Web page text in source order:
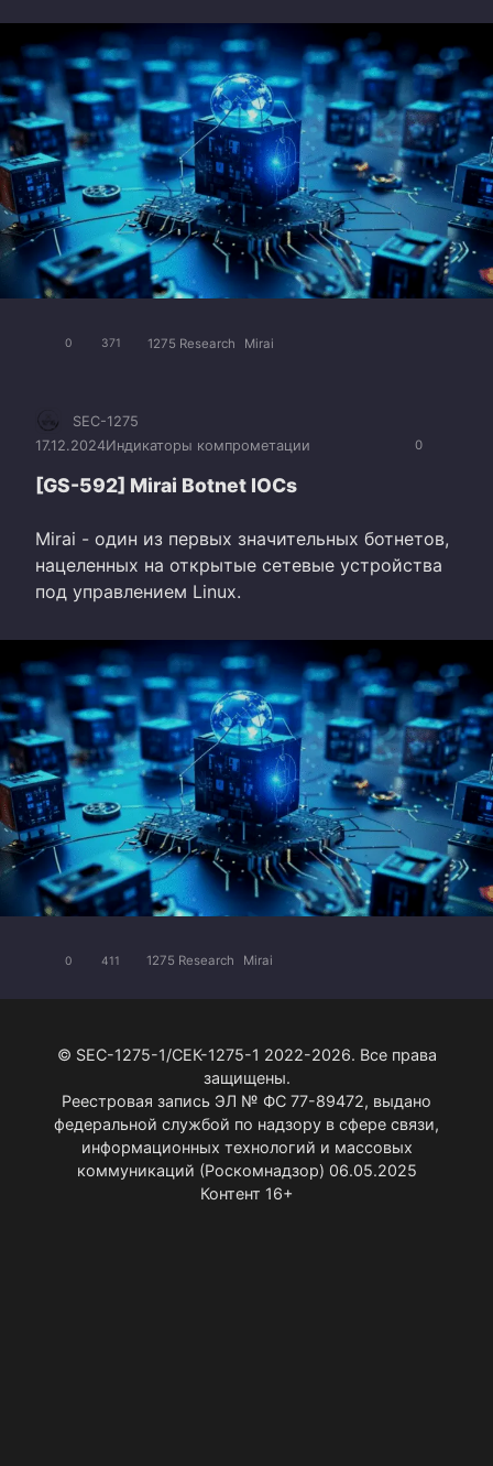
0 371 1275 Research Mirai
0
SEC-1275
17.12.2024Индикаторы компрометации
[GS-592] Mirai Botnet IOCs
Mirai - один из первых значительных ботнетов,
нацеленных на открытые сетевые устройства
под управлением Linux.
0 411 1275 Research Mirai
© SEC-1275-1/СЕК-1275-1 2022-2026. Все права
защищены.
Реестровая запись ЭЛ № ФС 77-89472, выдано
федеральной службой по надзору в сфере связи,
информационных технологий и массовых
коммуникаций (Роскомнадзор) 06.05.2025
Контент 16+